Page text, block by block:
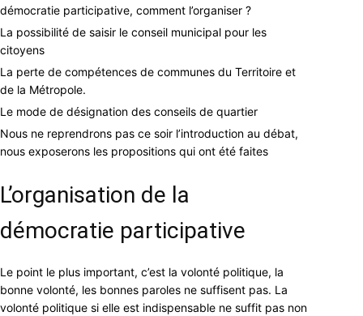
démocratie participative, comment l’organiser ?
La possibilité de saisir le conseil municipal pour les
citoyens
La perte de compétences de communes du Territoire et
de la Métropole.
Le mode de désignation des conseils de quartier
Nous ne reprendrons pas ce soir l’introduction au débat,
nous exposerons les propositions qui ont été faites
L’organisation de la
démocratie participative
Le point le plus important, c’est la volonté politique, la
bonne volonté, les bonnes paroles ne suffisent pas. La
volonté politique si elle est indispensable ne suffit pas non